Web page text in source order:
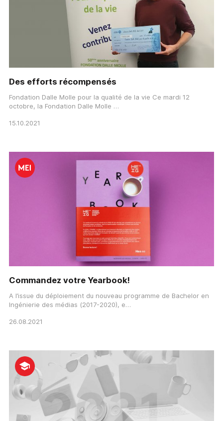
Des efforts récompensés
Fondation Dalle Molle pour la qualité de la vie Ce mardi 12
octobre, la Fondation Dalle Molle …
15.10.2021
Commandez votre Yearbook!
A l’issue du déploiement du nouveau programme de Bachelor en
Ingénierie des médias (2017-2020), e…
26.08.2021